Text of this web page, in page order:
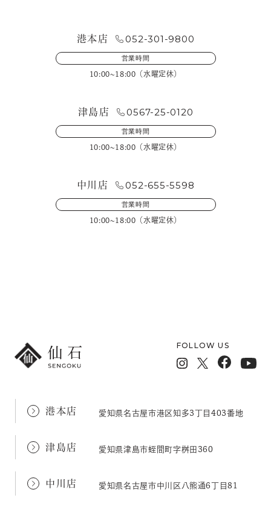
港本店 052-301-9800
営業時間
10:00~18:00（水曜定休）
津島店 0567-25-0120
営業時間
10:00~18:00（水曜定休）
中川店 052-655-5598
営業時間
10:00~18:00（水曜定休）
FOLLOW US
港本店 愛知県名古屋市港区知多3丁目403番地
津島店 愛知県津島市蛭間町字桝田360
中川店 愛知県名古屋市中川区八熊通6丁目81